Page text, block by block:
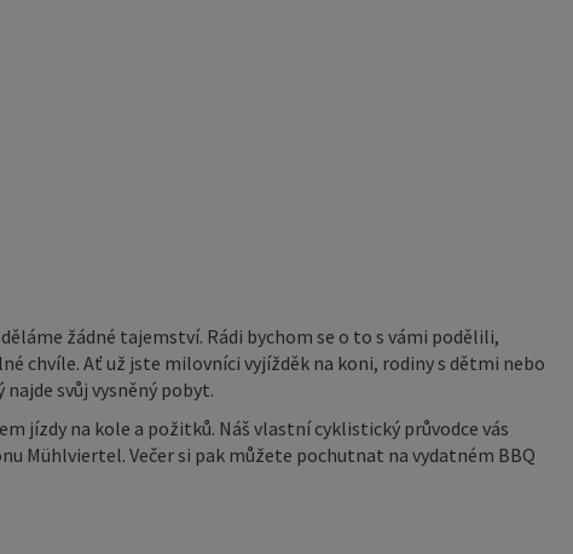
žádné tajemství. Rádi bychom se o to s vámi podělili,
chvíle. Ať už jste milovníci vyjížděk na koni, rodiny s dětmi nebo
svůj vysněný pobyt.
jízdy na kole a požitků. Náš vlastní cyklistický průvodce vás
Mühlviertel. Večer si pak můžete pochutnat na vydatném BBQ